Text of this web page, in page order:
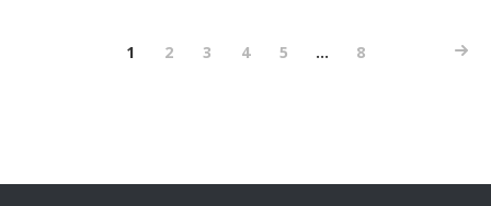
1 2 3 4 5 ... 8